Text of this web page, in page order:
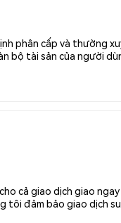
phân cấp và thường
bộ tài sản của người
cả giao dịch giao
tôi đảm bảo giao dịch